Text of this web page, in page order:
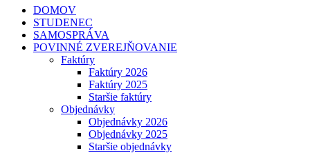
DOMOV
STUDENEC
SAMOSPRÁVA
POVINNÉ ZVEREJŇOVANIE
Faktúry
Faktúry 2026
Faktúry 2025
Staršie faktúry
Objednávky
Objednávky 2026
Objednávky 2025
Staršie objednávky